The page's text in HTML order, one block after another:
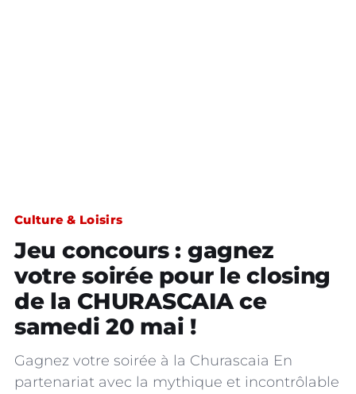
Culture & Loisirs
Jeu concours : gagnez
votre soirée pour le closing
de la CHURASCAIA ce
samedi 20 mai !
Gagnez votre soirée à la Churascaia En
partenariat avec la mythique et incontrôlable